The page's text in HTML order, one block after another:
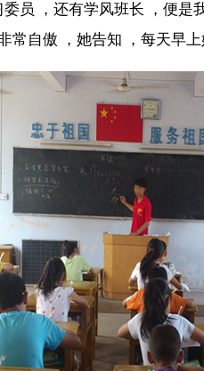
，还有学风班长 ，便是
常自傲 ，她告知 ，每天早